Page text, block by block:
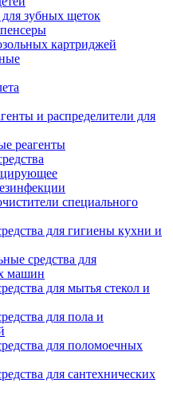
зубных щеток
картриджей
и распределители для
реагенты
специального
для гигиены кухни и
средства для
машин
для мытья стекол и
для пола и
для поломоечных
для сантехнических